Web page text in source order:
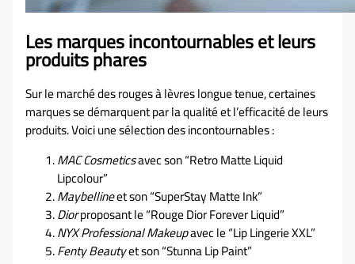
Les marques incontournables et leurs
produits phares
Sur le marché des rouges à lèvres longue tenue, certaines
marques se démarquent par la qualité et l’efficacité de leurs
produits. Voici une sélection des incontournables :
MAC Cosmeticsavec son “Retro Matte Liquid
Lipcolour”
Maybellineet son “SuperStay Matte Ink”
Diorproposant le “Rouge Dior Forever Liquid”
NYX Professional Makeupavec le “Lip Lingerie XXL”
Fenty Beautyet son “Stunna Lip Paint”